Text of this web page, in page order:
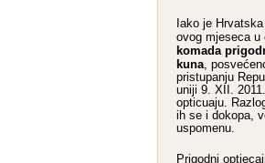
Iako je
ovog mjeseca u
komada
kuna ,
pristupanju
uniji 9. XII.
opticuaju.
ih se i dokopa,
uspomenu.
Prigodni